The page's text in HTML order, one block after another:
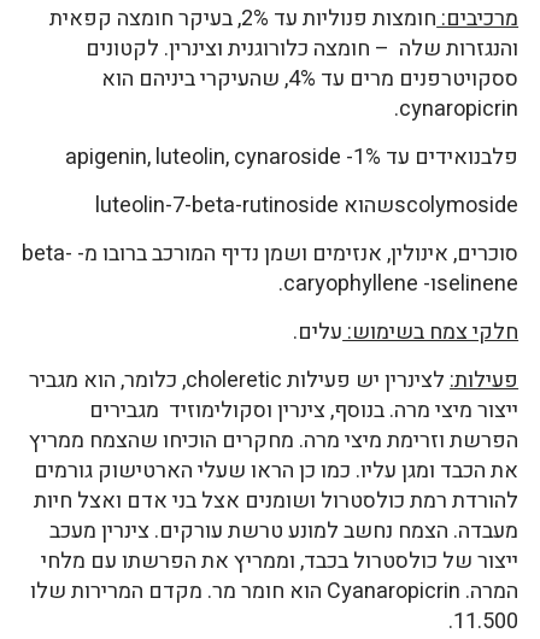
מרכיבים:
חומצות פנוליות עד 2%, בעיקר חומצה קפאית
והנגזרות שלה – חומצה כלורוגנית וצינרין. לקטונים
ססקויטרפנים מרים עד 4%, שהעיקרי ביניהם הוא
cynaropicrin.
פלבנואידים עד 1%- apigenin, luteolin, cynaroside
scolymosideשהוא luteolin-7-beta-rutinoside
סוכרים, אינולין, אנזימים ושמן נדיף המורכב ברובו מ- beta-
selineneו- caryophyllene.
חלקי צמח בשימוש:עלים.
פעילות:
לצינרין יש פעילות choleretic, כלומר, הוא מגביר
ייצור מיצי מרה. בנוסף, צינרין וסקולימוזיד מגבירים
הפרשת וזרימת מיצי מרה. מחקרים הוכיחו שהצמח ממריץ
את הכבד ומגן עליו. כמו כן הראו שעלי הארטישוק גורמים
להורדת רמת כולסטרול ושומנים אצל בני אדם ואצל חיות
מעבדה. הצמח נחשב למונע טרשת עורקים. צינרין מעכב
ייצור של כולסטרול בכבד, וממריץ את הפרשתו עם מלחי
המרה. Cyanaropicrin הוא חומר מר. מקדם המרירות שלו
11.500.